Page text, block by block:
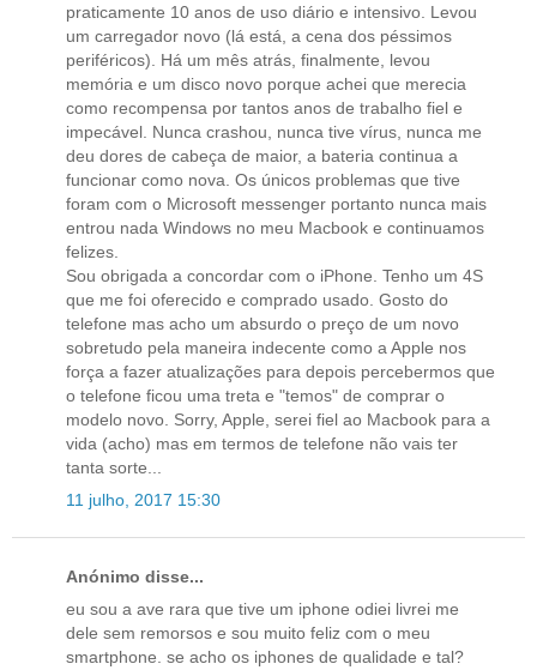
praticamente 10 anos de uso diário e intensivo. Levou
um carregador novo (lá está, a cena dos péssimos
periféricos). Há um mês atrás, finalmente, levou
memória e um disco novo porque achei que merecia
como recompensa por tantos anos de trabalho fiel e
impecável. Nunca crashou, nunca tive vírus, nunca me
deu dores de cabeça de maior, a bateria continua a
funcionar como nova. Os únicos problemas que tive
foram com o Microsoft messenger portanto nunca mais
entrou nada Windows no meu Macbook e continuamos
felizes.
Sou obrigada a concordar com o iPhone. Tenho um 4S
que me foi oferecido e comprado usado. Gosto do
telefone mas acho um absurdo o preço de um novo
sobretudo pela maneira indecente como a Apple nos
força a fazer atualizações para depois percebermos que
o telefone ficou uma treta e "temos" de comprar o
modelo novo. Sorry, Apple, serei fiel ao Macbook para a
vida (acho) mas em termos de telefone não vais ter
tanta sorte...
11 julho, 2017 15:30
Anónimo disse...
eu sou a ave rara que tive um iphone odiei livrei me
dele sem remorsos e sou muito feliz com o meu
smartphone. se acho os iphones de qualidade e tal?